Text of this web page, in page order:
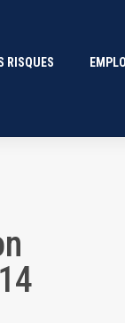
du
RISQUES (CURRENT)
EMPLOI